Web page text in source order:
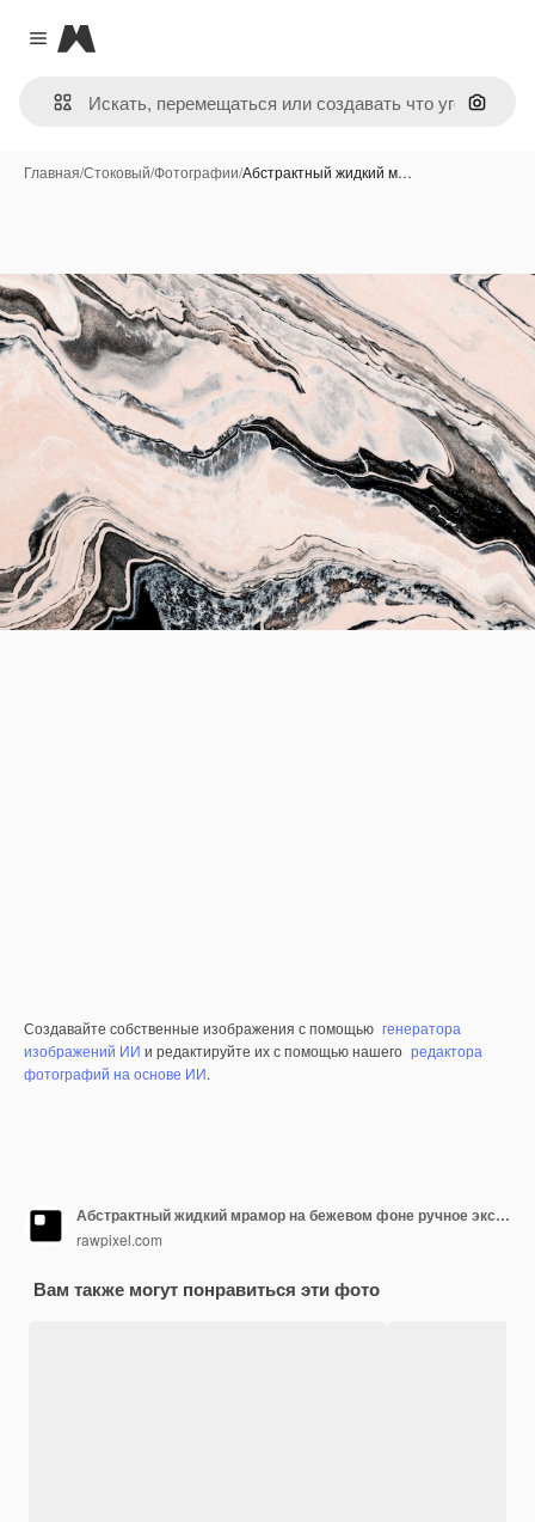
Close menu
Magnific
Поиск
Главная/Стоковый/Фотографии/Абстрактный жидкий м…
Создавайте собственные изображения с помощью генератора
изображений ИИ и редактируйте их с помощью нашего редактора
фотографий на основе ИИ.
Абстрактный жидкий мрамор на бежевом фоне ручное экспериментальное искусство
rawpixel.com
Вам также могут понравиться эти фото